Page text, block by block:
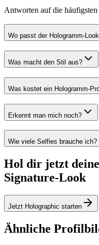
Antworten auf die
Wo passt der Hologramm-
Was macht den Stil aus?
Was kostet ein Hologramm-
Erkennt man mich noch?
Wie viele Selfies brauche ich?
Hol dir jetzt
Signature-Look
Jetzt Holographic starten
Ähnliche